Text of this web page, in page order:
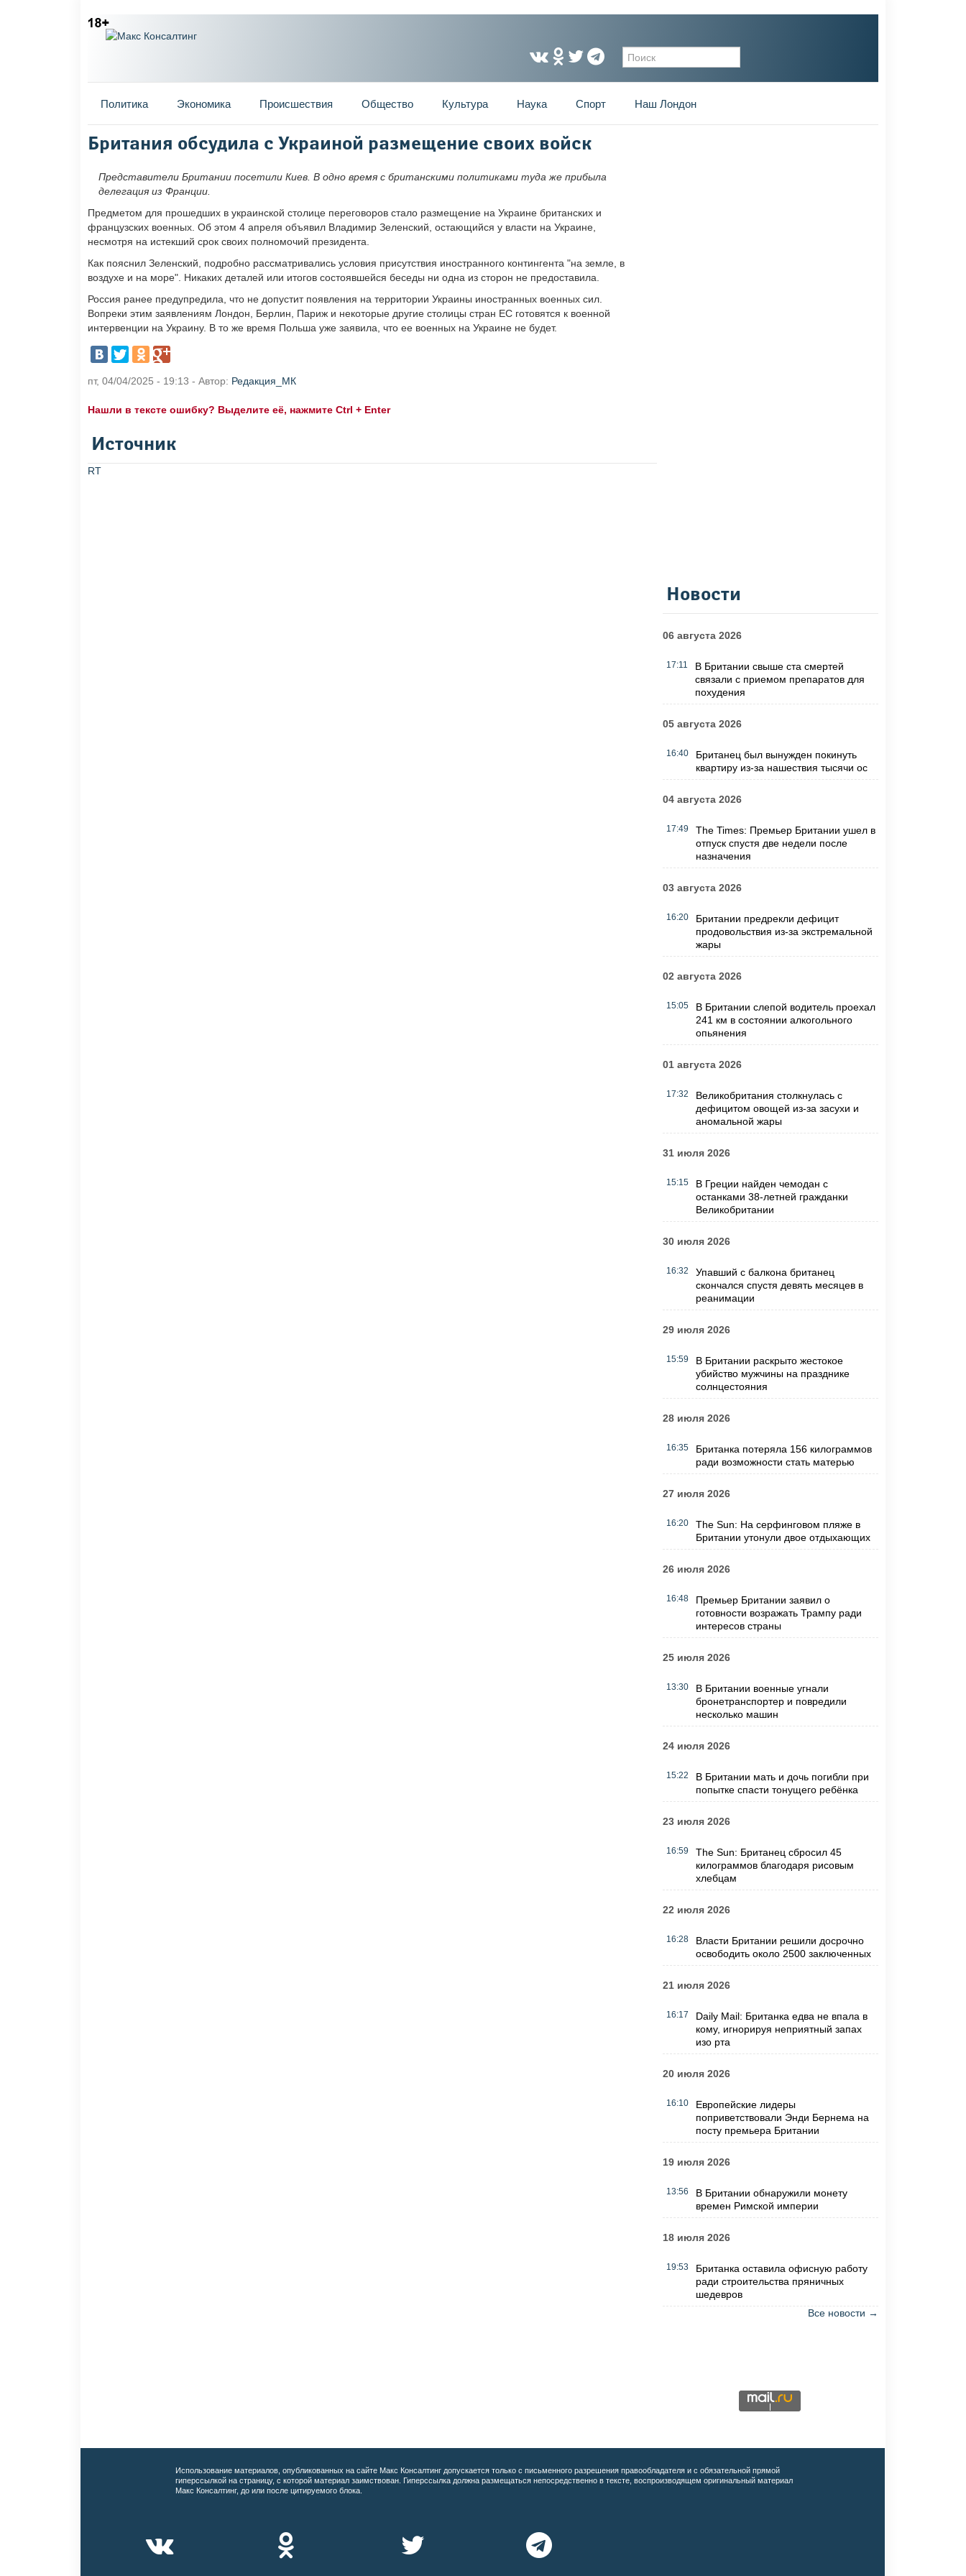
Форма поиска
Главное меню
Политика Экономика Происшествия Общество Культура Наука Спорт Наш Лондон
Вы здесь
Британия обсудила с Украиной размещение своих войск
Представители Британии посетили Киев. В одно время с британскими политиками туда же прибыла
делегация из Франции.
Предметом для прошедших в украинской столице переговоров стало размещение на Украине британских и
французских военных. Об этом 4 апреля объявил Владимир Зеленский, остающийся у власти на Украине,
несмотря на истекший срок своих полномочий президента.
Как пояснил Зеленский, подробно рассматривались условия присутствия иностранного контингента "на земле, в
воздухе и на море". Никаких деталей или итогов состоявшейся беседы ни одна из сторон не предоставила.
Россия ранее предупредила, что не допустит появления на территории Украины иностранных военных сил.
Вопреки этим заявлениям Лондон, Берлин, Париж и некоторые другие столицы стран ЕС готовятся к военной
интервенции на Украину. В то же время Польша уже заявила, что ее военных на Украине не будет.
пт, 04/04/2025 - 19:13 - Автор: Редакция_МК
Нашли в тексте ошибку? Выделите её, нажмите Ctrl + Enter
Источник
RT
Новости
06 августа 2026
17:11
В Британии свыше ста смертей
связали с приемом препаратов для
похудения
05 августа 2026
16:40
Британец был вынужден покинуть
квартиру из-за нашествия тысячи ос
04 августа 2026
17:49
The Times: Премьер Британии ушел в
отпуск спустя две недели после
назначения
03 августа 2026
16:20
Британии предрекли дефицит
продовольствия из-за экстремальной
жары
02 августа 2026
15:05
В Британии слепой водитель проехал
241 км в состоянии алкогольного
опьянения
01 августа 2026
17:32
Великобритания столкнулась с
дефицитом овощей из-за засухи и
аномальной жары
31 июля 2026
15:15
В Греции найден чемодан с
останками 38-летней гражданки
Великобритании
30 июля 2026
16:32
Упавший с балкона британец
скончался спустя девять месяцев в
реанимации
29 июля 2026
15:59
В Британии раскрыто жестокое
убийство мужчины на празднике
солнцестояния
28 июля 2026
16:35
Британка потеряла 156 килограммов
ради возможности стать матерью
27 июля 2026
16:20
The Sun: На серфинговом пляже в
Британии утонули двое отдыхающих
26 июля 2026
16:48
Премьер Британии заявил о
готовности возражать Трампу ради
интересов страны
25 июля 2026
13:30
В Британии военные угнали
бронетранспортер и повредили
несколько машин
24 июля 2026
15:22
В Британии мать и дочь погибли при
попытке спасти тонущего ребёнка
23 июля 2026
16:59
The Sun: Британец сбросил 45
килограммов благодаря рисовым
хлебцам
22 июля 2026
16:28
Власти Британии решили досрочно
освободить около 2500 заключенных
21 июля 2026
16:17
Daily Mail: Британка едва не впала в
кому, игнорируя неприятный запах
изо рта
20 июля 2026
16:10
Европейские лидеры
поприветствовали Энди Бернема на
посту премьера Британии
19 июля 2026
13:56
В Британии обнаружили монету
времен Римской империи
18 июля 2026
19:53
Британка оставила офисную работу
ради строительства пряничных
шедевров
Все новости →
Использование материалов, опубликованных на сайте Макс Консалтинг допускается только с письменного разрешения правообладателя и с обязательной прямой
гиперссылкой на страницу, с которой материал заимствован. Гиперссылка должна размещаться непосредственно в тексте, воспроизводящем оригинальный материал
Макс Консалтинг, до или после цитируемого блока.